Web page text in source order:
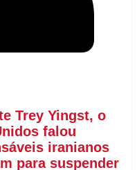
Trey Yingst, o
falou
iranianos
para suspender